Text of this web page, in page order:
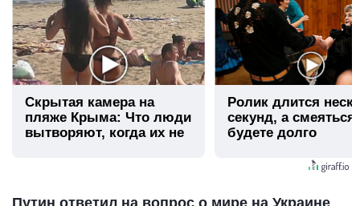
Скрытая камера на
пляже Крыма: Что люди
вытворяют, когда их не
Ролик длится
секунд, а
будете долго
Путин ответил на вопрос о мире на Украине